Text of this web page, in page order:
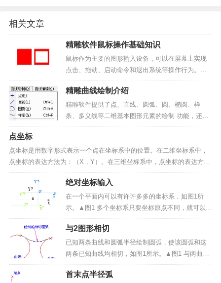
相关文章
精雕软件鼠标操作基础知识
鼠标作为主要的图形输入设备，可以在屏幕上实现
点击、拖动、启动命令和退出系统等操作行为。在
精雕软件中，鼠标操作可以完成以下功能：精确定
点拾取操作对象启动菜单命令改变命令的进程结束
运行命令下文总结精雕软件中一些主要的鼠标操作
约定和实现功能。▲图...
精雕曲线绘制介绍
精雕软件提供了点、直线、圆弧、圆、椭圆、样
条、多义线等二维基本图形元素的绘制 功能，还提
供了矩形、星形、正多边形、双线和箭头、公式曲
以利用这些功能，方便快捷地绘制出各种各样复杂
的二维平面设计图形...
点坐标
点坐标是用数字形式表示一个点在坐标系中的位置。在二维坐标系中，
点坐标的表达方法为：（X，Y）。在三维坐标系中，点坐标的表达方法
为：（X，Y，Z）。其中 X 表示 X 轴坐标值，Y 表示 Y 轴坐标值，Z
表示 Z 轴坐标值。注意：在精雕软件...
绝对坐标输入
在一个平面内可以有许许多多的坐标系，如图1所
示。▲图1 多个坐标系只要坐标原点不同，就可以画
出任意一个坐标系。为了方便确定它的坐标，指定
其中的一个坐标系为绝对坐标系，绝对坐标系的原
点的坐标是（0，0），如上图我们指定中间的原点
是 0，坐标轴...
与2图形相切
已知两条曲线和圆弧半径绘制圆弧，使该圆弧和这
两条已知曲线均相切，如图1所示。▲图1 与两曲线
相切的圆弧 (X表示曲线的拾取位置)实现方法：
（1）启动与2图形相切圆弧命令；（2）拾取两条相
首末点半径弧